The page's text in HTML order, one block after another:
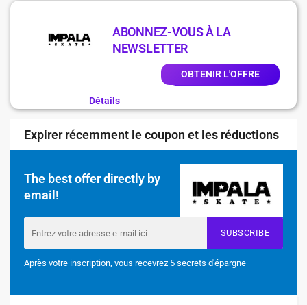
ABONNEZ-VOUS À LA
NEWSLETTER
OBTENIR L'OFFRE
Détails
Expirer récemment le coupon et les réductions
The best offer directly by
email!
SUBSCRIBE
Après votre inscription, vous recevrez 5 secrets d'épargne